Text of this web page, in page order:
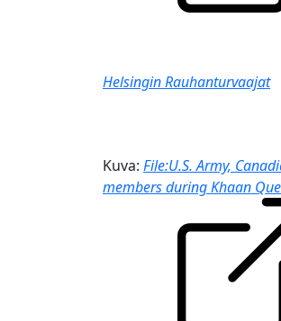
Helsingin Rauhanturvaajat
Kuva: File:U.S. Army,
members during Khaan